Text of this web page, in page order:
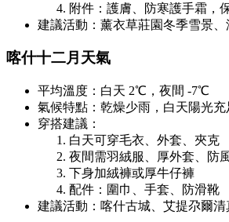
附件：護膚、防寒護手霜，
建議活動：薰衣草莊園冬季雪景
喀什十二月天氣
平均溫度：白天 2℃，夜間 -7℃
氣候特點：乾燥少雨，白天陽光充
穿搭建議：
白天可穿毛衣、外套、夾克
夜間需羽絨服、厚外套、防
下身加絨褲或厚牛仔褲
配件：圍巾、手套、防滑靴
建議活動：喀什古城、艾提尕爾